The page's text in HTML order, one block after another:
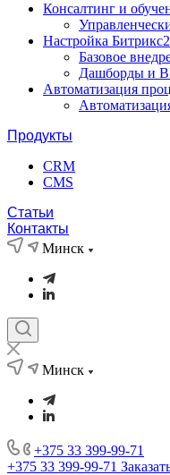
Консалтинг и
Настройка
Базовое
Дашборды и
Автоматизация
Продукты
CRM
CMS
Статьи
Контакты
Минск
Минск
+375 33 399-99-71
+375 33 399-99-71